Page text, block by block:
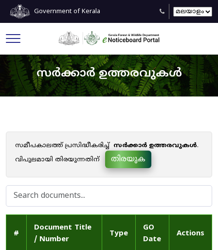
Government of Kerala
സർക്കാർ ഉത്തരവുകൾ
സമീപകാലത്ത് പ്രസിദ്ധീകരിച്ച് സർക്കാർ ഉത്തരവുകൾ.
വിപുലമായി തിരയുന്നതിന്
തിരയുക
#
Document Title
/ Number
Type
GO
Date
Actions